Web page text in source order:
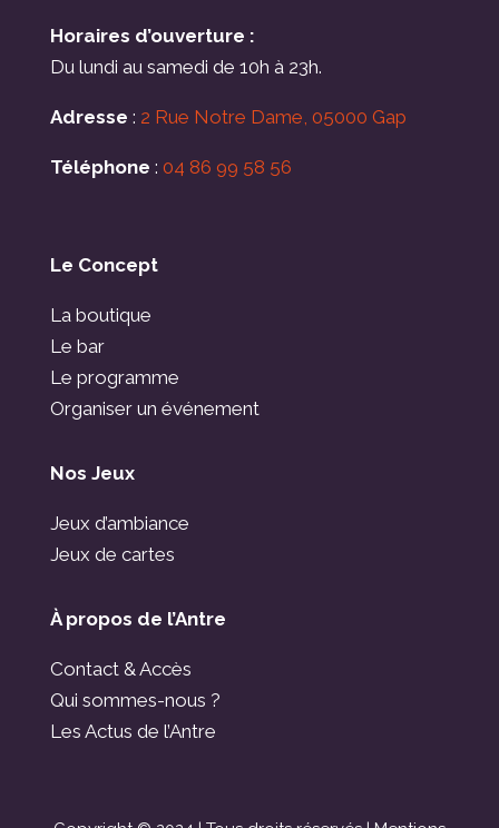
Horaires d’ouverture :
Du lundi au samedi de 10h à 23h.
Adresse : 2 Rue Notre Dame, 05000 Gap
Téléphone : 04 86 99 58 56
Le Concept
La boutique
Le bar
Le programme
Organiser un événement
Nos Jeux
Jeux d’ambiance
Jeux de cartes
À propos de l’Antre
Contact & Accès
Qui sommes-nous ?
Les Actus de l’Antre